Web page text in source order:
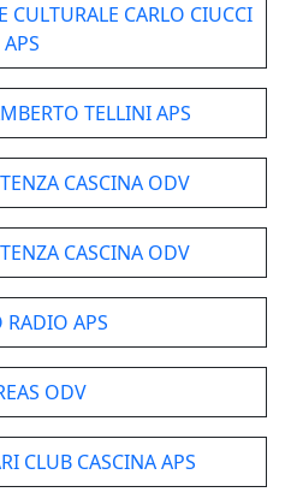
CULTURALE CARLO CIUCCI
APS
TELLINI APS
CASCINA ODV
CASCINA ODV
RADIO APS
ODV
CLUB CASCINA APS